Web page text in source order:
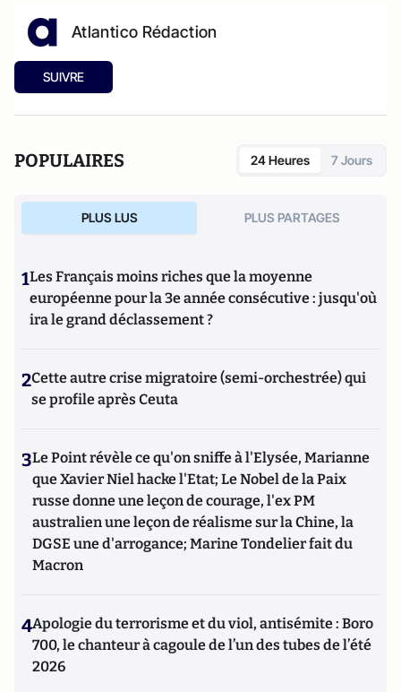
Atlantico Rédaction
SUIVRE
POPULAIRES 24 Heures 7 Jours
PLUS LUS PLUS PARTAGES
1Les Français moins riches que la moyenne
européenne pour la 3e année consécutive : jusqu'où
ira le grand déclassement ?
2Cette autre crise migratoire (semi-orchestrée) qui
se profile après Ceuta
3Le Point révèle ce qu'on sniffe à l'Elysée, Marianne
que Xavier Niel hacke l'Etat; Le Nobel de la Paix
russe donne une leçon de courage, l'ex PM
australien une leçon de réalisme sur la Chine, la
DGSE une d'arrogance; Marine Tondelier fait du
Macron
4Apologie du terrorisme et du viol, antisémite : Boro
700, le chanteur à cagoule de l’un des tubes de l’été
2026